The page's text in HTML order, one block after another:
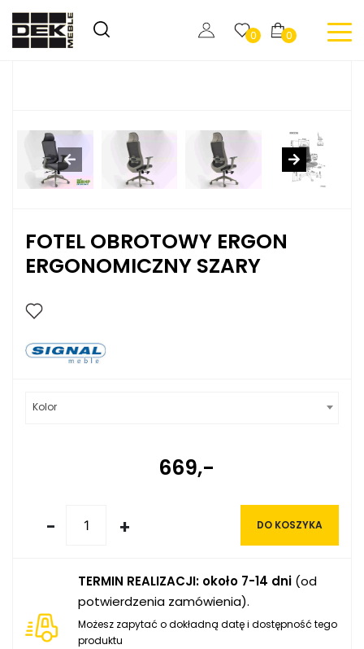
0 0
FOTEL OBROTOWY ERGON
ERGONOMICZNY SZARY
Kolor
669,-
- + DO KOSZYKA
TERMIN REALIZACJI: około 7-14 dni (od
potwierdzenia zamówienia).
Możesz zapytać o dokładną datę i dostępność tego
produktu